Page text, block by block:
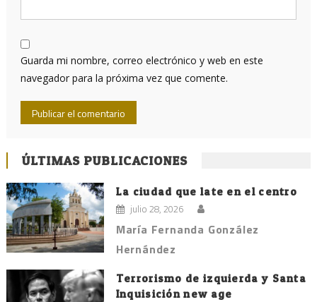
Guarda mi nombre, correo electrónico y web en este
navegador para la próxima vez que comente.
ÚLTIMAS PUBLICACIONES
La ciudad que late en el centro
julio 28, 2026
María Fernanda González
Hernández
Terrorismo de izquierda y Santa
Inquisición new age